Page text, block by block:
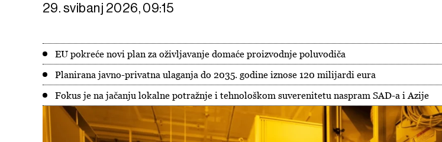
29. svibanj 2026, 09:15
EU pokreće novi plan za oživljavanje domaće proizvodnje poluvodiča
Planirana javno-privatna ulaganja do 2035. godine iznose 120 milijardi eura
Fokus je na jačanju lokalne potražnje i tehnološkom suverenitetu naspram SAD-a i Azije